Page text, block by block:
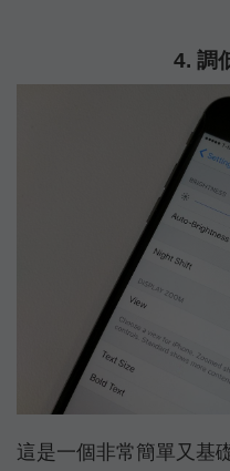
4. 調
這是一個非常簡單又基